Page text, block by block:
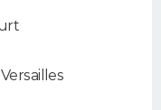
Versailles